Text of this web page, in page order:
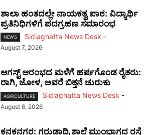
ಶಾಲಾ ಹಂತದಲ್ಲೇ ನಾಯಕತ್ವ ಪಾಠ: ವಿದ್ಯಾರ್ಥಿ
ಪ್ರತಿನಿಧಿಗಳಿಗೆ ಪದಗ್ರಹಣ ಸಮಾರಂಭ
NEWS Sidlaghatta News Desk -
August 7, 2026
ಆಗಸ್ಟ್ ಆರಂಭದ ಮಳೆಗೆ ಹರ್ಷಗೊಂಡ ರೈತರು:
ರಾಗಿ, ಜೋಳ, ಅವರೆ ಬಿತ್ತನೆ ಚುರುಕು
AGRICULTURE Sidlaghatta News Desk -
August 6, 2026
ಕನಕನಗರ: ಗರುಡಾದ್ರಿ ಶಾಲೆ ಮುಂಭಾಗದ ರಸ್ತೆ